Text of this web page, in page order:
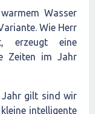
Wasser
Wie Herr
erzeugt eine
Zeiten im Jahr
gilt sind wir
intelligente